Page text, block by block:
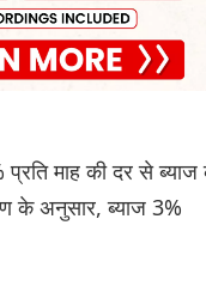
माह की दर से ब्याज
के अनुसार, ब्याज 3%